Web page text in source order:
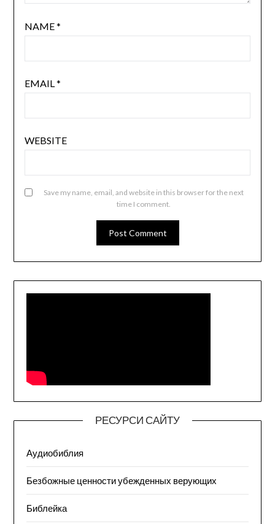
NAME*
EMAIL *
WEBSITE
Save my name, email, and website in this browser for the next
time I comment.
РЕСУРСИ САЙТУ
Аудиобиблия
Безбожные ценности убежденных верующих
Библейка